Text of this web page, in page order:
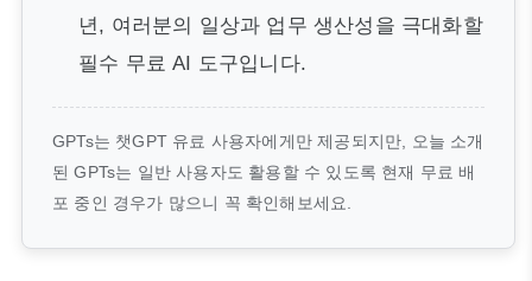
년, 여러분의 일상과 업무 생산성을 극대화할
필수 무료 AI 도구입니다.
GPTs는 챗GPT 유료 사용자에게만 제공되지만, 오늘 소개
된 GPTs는 일반 사용자도 활용할 수 있도록 현재 무료 배
포 중인 경우가 많으니 꼭 확인해보세요.